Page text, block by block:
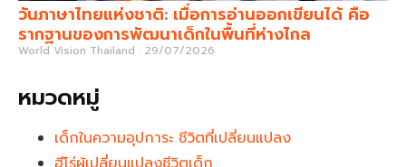
วันภาษาไทยแห่งชาติ: เมื่อการอ่านออกเขียนได้ คือ
รากฐานของการพัฒนาเด็กในพื้นที่ห่างไกล
World Vision Thailand 29/07/2026
หมวดหมู่
เด็กในความอุปการะ ชีวิตที่เปลี่ยนแปลง